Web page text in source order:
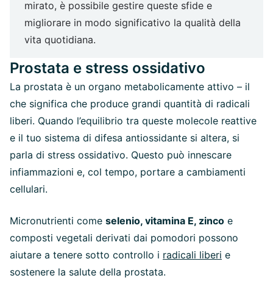
mirato, è possibile gestire queste sfide e
migliorare in modo significativo la qualità della
vita quotidiana.
Prostata e stress ossidativo
La prostata è un organo metabolicamente attivo – il
che significa che produce grandi quantità di radicali
liberi. Quando l’equilibrio tra queste molecole reattive
e il tuo sistema di difesa antiossidante si altera, si
parla di stress ossidativo. Questo può innescare
infiammazioni e, col tempo, portare a cambiamenti
cellulari.
Micronutrienti come selenio, vitamina E, zinco e
composti vegetali derivati dai pomodori possono
aiutare a tenere sotto controllo i radicali liberi e
sostenere la salute della prostata.